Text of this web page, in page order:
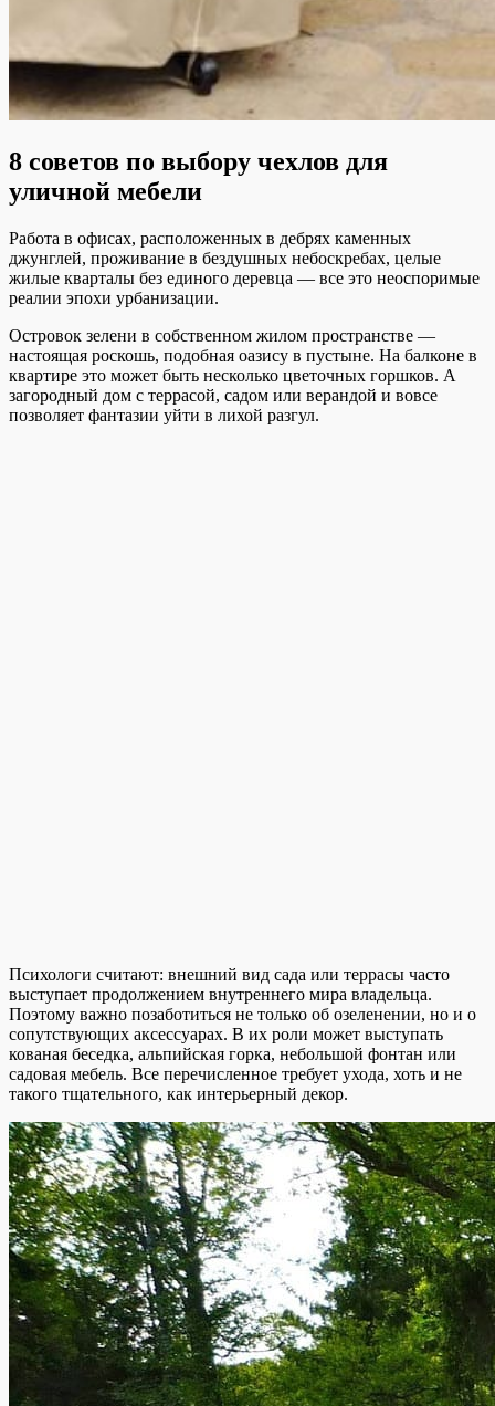
8 советов по выбору чехлов для
уличной мебели
Работа в офисах, расположенных в дебрях каменных
джунглей, проживание в бездушных небоскребах, целые
жилые кварталы без единого деревца — все это неоспоримые
реалии эпохи урбанизации.
Островок зелени в собственном жилом пространстве —
настоящая роскошь, подобная оазису в пустыне. На балконе в
квартире это может быть несколько цветочных горшков. А
загородный дом с террасой, садом или верандой и вовсе
позволяет фантазии уйти в лихой разгул.
Психологи считают: внешний вид сада или террасы часто
выступает продолжением внутреннего мира владельца.
Поэтому важно позаботиться не только об озеленении, но и о
сопутствующих аксессуарах. В их роли может выступать
кованая беседка, альпийская горка, небольшой фонтан или
садовая мебель. Все перечисленное требует ухода, хоть и не
такого тщательного, как интерьерный декор.